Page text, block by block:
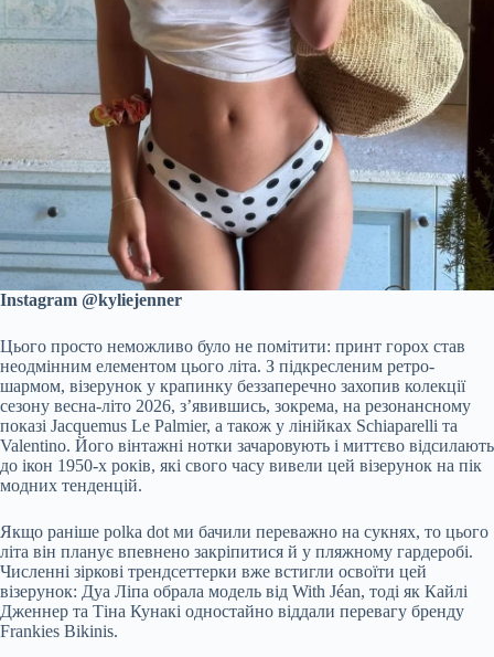
Instagram @kyliejenner
Цього просто неможливо було не помітити: принт горох став
неодмінним елементом цього літа. З підкресленим ретро-
шармом, візерунок у крапинку беззаперечно захопив колекції
сезону весна-літо 2026, з’явившись, зокрема, на резонансному
показі Jacquemus Le Palmier, а також у лінійках Schiaparelli та
Valentino. Його вінтажні нотки зачаровують і миттєво відсилають
до ікон 1950-х років, які свого часу вивели цей візерунок на пік
модних тенденцій.
Якщо раніше polka dot ми бачили переважно на сукнях, то цього
літа він планує впевнено закріпитися й у пляжному гардеробі.
Численні зіркові трендсеттерки вже встигли освоїти цей
візерунок: Дуа Ліпа обрала модель від With Jéan, тоді як Кайлі
Дженнер та Тіна Кунакі одностайно віддали перевагу бренду
Frankies Bikinis.